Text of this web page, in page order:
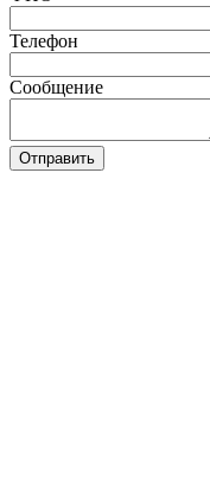
Телефон
Сообщение
Отправить